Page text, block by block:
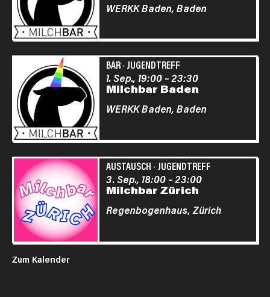
WERKK Baden, Baden
BAR· JUGENDTREFF
Milchbar Baden
1. Sep., 19:00–23:30
WERKK Baden, Baden
AUSTAUSCH · JUGENDTREFF
Milchbar Zürich
3. Sep., 18:00–23:00
Regenbogenhaus, Zürich
Zum Kalender